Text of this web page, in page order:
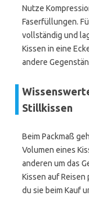
Nutze
Faserfüllungen.
vollständig und
Kissen in eine
andere
Stillkissen
Beim Packmaß
Volumen eines
anderen um das
Kissen auf Reisen
du sie beim Kauf